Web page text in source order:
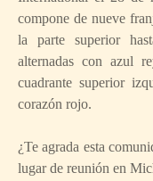
compone de nueve
la parte superior
alternadas con azul
cuadrante superior
corazón rojo.
¿Te agrada esta
lugar de reunión en